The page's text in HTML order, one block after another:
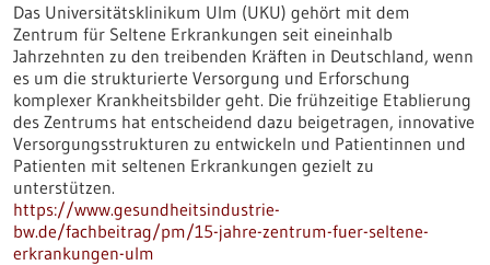
Das Universitätsklinikum Ulm (UKU) gehört mit dem
Zentrum für Seltene Erkrankungen seit eineinhalb
Jahrzehnten zu den treibenden Kräften in Deutschland, wenn
es um die strukturierte Versorgung und Erforschung
komplexer Krankheitsbilder geht. Die frühzeitige Etablierung
des Zentrums hat entscheidend dazu beigetragen, innovative
Versorgungsstrukturen zu entwickeln und Patientinnen und
Patienten mit seltenen Erkrankungen gezielt zu
unterstützen.
https://www.gesundheitsindustrie-
bw.de/fachbeitrag/pm/15-jahre-zentrum-fuer-seltene-
erkrankungen-ulm